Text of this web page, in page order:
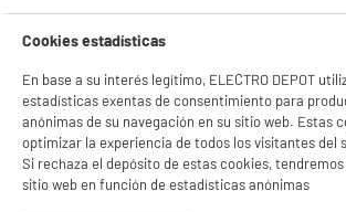
Cookies estadísticas
En base a su interés legítimo, ELECTRO DEPOT
estadísticas exentas de consentimiento para
anónimas de su navegación en su sitio web. Estas
optimizar la experiencia de todos los visitantes del
Si rechaza el depósito de estas cookies,
sitio web en función de estadísticas anónimas